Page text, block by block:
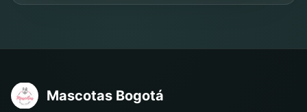
Mascotas Bogotá